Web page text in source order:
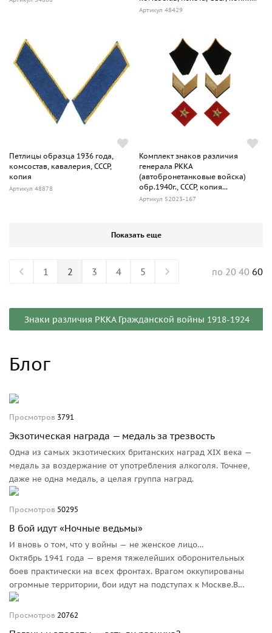
Артикул 48429
Петлицы образца 1936 года,
комсостав, кавалерия, СССР,
копия
Артикул 48878
Комплект знаков различия
генерала РККА
(автобронетанковые войска)
обр.1940г., СССР, копия...
Артикул 52023-167
Показать еще
1 2 3 4 5 по 20 40 60
Знаки различия РККА Гражданской войны 1918-1924
Блог
Просмотров 3791
Экзотическая награда — медаль за трезвость
Одна из самых экзотических британских наград XIX века —
медаль за воздержание от употребления алкоголя. Точнее,
даже не одна медаль, а целая группа наград.
Просмотров 50295
В бой идут «Ночные ведьмы»
И вновь о том, что у войны — не женское лицо…
Октябрь 1941 года — время тяжелейших оборонительных
боев практически на всех фронтах. Врагом оккупированы
огромные территории, бои идут на подступах к Москве.В
воздухе по-прежнему господствует немецкая авиация, и
переломить это господство еще не удается. В этих условиях 8
Просмотров 20762